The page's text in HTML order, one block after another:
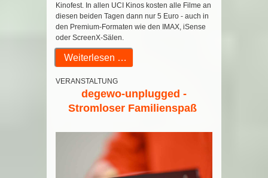
Kinofest. In allen UCI Kinos kosten alle Filme an
diesen beiden Tagen dann nur 5 Euro - auch in
den Premium-Formaten wie den IMAX, iSense
oder ScreenX-Sälen.
Weiterlesen …
VERANSTALTUNG
degewo-unplugged -
Stromloser Familienspaß